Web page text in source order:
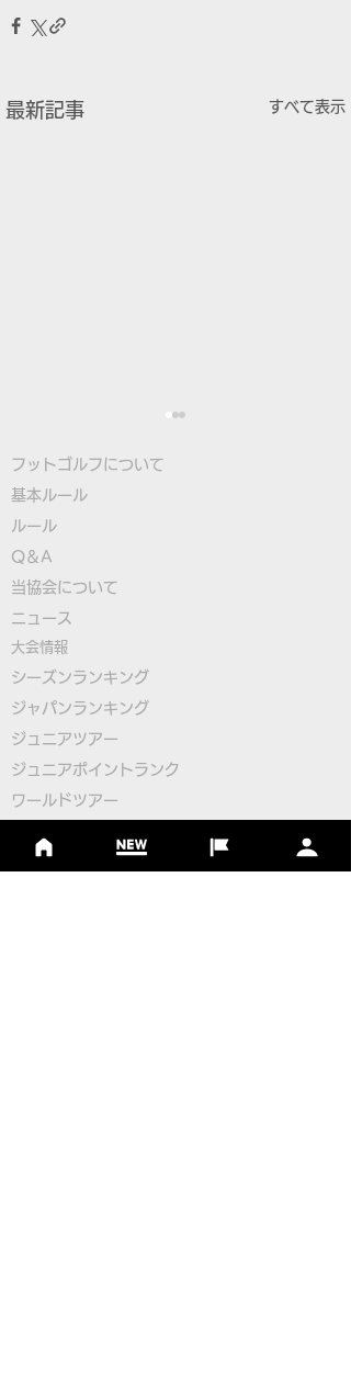
最新記事 すべて表示
北海道オープン2021の
0時から
フットゴルフについて
基本ルール
ルール
Q＆A
​当協会について
​ニュース
大会情報
シーズンランキング
ジャパンランキング
ジュニアツアー
ジュニアポイントランク
​ワールドツアー
公認コース